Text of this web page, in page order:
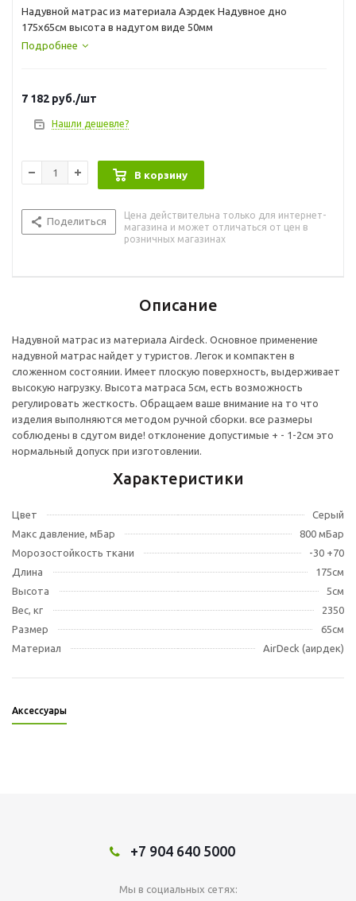
Надувной матрас из материала Аэрдек Надувное дно
175х65см высота в надутом виде 50мм
Подробнее
7 182 руб./шт
Нашли дешевле?
В корзину
Поделиться
Цена действительна только для интернет-
магазина и может отличаться от цен в
розничных магазинах
Описание
Надувной матрас из материала Airdeck. Основное применение
надувной матрас найдет у туристов. Легок и компактен в
сложенном состоянии. Имеет плоскую поверхность, выдерживает
высокую нагрузку. Высота матраса 5см, есть возможность
регулировать жесткость. Обращаем ваше внимание на то что
изделия выполняются методом ручной сборки. все размеры
соблюдены в сдутом виде! отклонение допустимые + - 1-2см это
нормальный допуск при изготовлении.
Характеристики
Цвет
Серый
Макс давление, мБар
800 мБар
Морозостойкость ткани
-30 +70
Длина
175см
Высота
5см
Вес, кг
2350
Размер
65см
Материал
AirDeck (аирдек)
Аксессуары
+7 904 640 5000
Мы в социальных сетях: